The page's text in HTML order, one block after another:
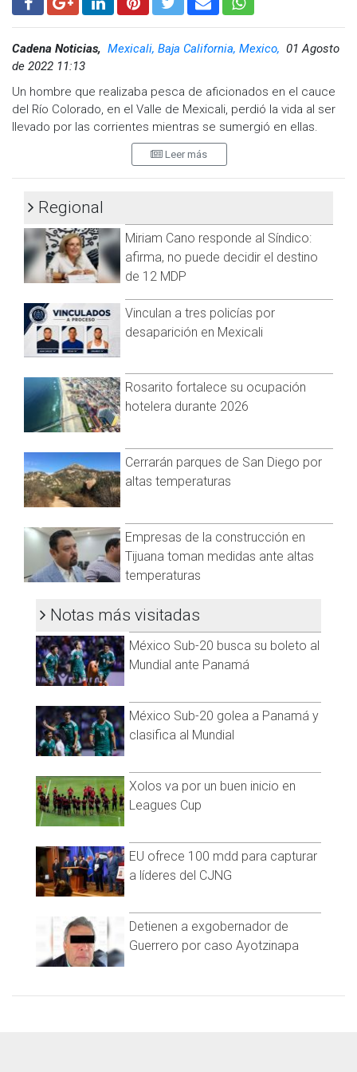
Visita y accede a todo nuestro contenido |
www.cadenanoticias.com| Twitter:@cadena_noticias|
Facebook:@cadenanoticiasmx| Instagram:
@cadenanoticiasmx
| TikTok: @CadenaNoticias
| Telegram:
Cadena Noticias, Mexicali, Baja California, Mexico, 01 Agosto
de 2022 11:13
Un hombre que realizaba pesca de aficionados en el cauce
del Río Colorado, en el Valle de Mexicali, perdió la vida al ser
llevado por las corrientes mientras se sumergió en ellas.
falleció luego de introducirse en el agua del Río al parecer
para buscar un anzuelo que estaba utilizando y que cayó de
sus manos.
Bomberos de Mexicali llevaron a cabo un operativo luego de
recibir una llamada de emergencia vía C-4, realizada por una
mujer con la que se encontraba el ahora occiso, en la que se
informaba de la situación. Fue necesaria la intervención del
buzo de Bomberos para localizar el cuerpo de Fernando
metros adelante del sitio donde originalmente se
encontraba.
El cauce del Río Colorado se encuentra en crecida
actualmente, por lo que las autoridades piden mucha
precaución a la población que acuda a actividades
acceso a la gente.
Leer más
Regional
Miriam Cano responde al Síndico:
afirma, no puede decidir el destino
de 12 MDP
Vinculan a tres policías por
desaparición en Mexicali
Rosarito fortalece su ocupación
hotelera durante 2026
Cerrarán parques de San Diego por
altas temperaturas
Empresas de la construcción en
Tijuana toman medidas ante altas
temperaturas
Notas más visitadas
México Sub-20 busca su boleto al
Mundial ante Panamá
México Sub-20 golea a Panamá y
clasifica al Mundial
Xolos va por un buen inicio en
Leagues Cup
EU ofrece 100 mdd para capturar
a líderes del CJNG
Detienen a exgobernador de
Guerrero por caso Ayotzinapa